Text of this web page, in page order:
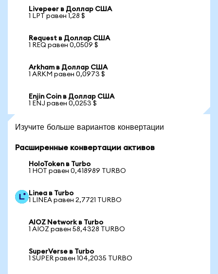
Livepeer в Доллар США
1 LPT равен 1,28 $
Request в Доллар США
1 REQ равен 0,0509 $
Arkham в Доллар США
1 ARKM равен 0,0973 $
Enjin Coin в Доллар США
1 ENJ равен 0,0253 $
Изучите больше вариантов конвертации
Расширенные конвертации активов
HoloToken в Turbo
1 HOT равен 0,418989 TURBO
Linea в Turbo
1 LINEA равен 2,7721 TURBO
AIOZ Network в Turbo
1 AIOZ равен 58,4328 TURBO
SuperVerse в Turbo
1 SUPER равен 104,2035 TURBO